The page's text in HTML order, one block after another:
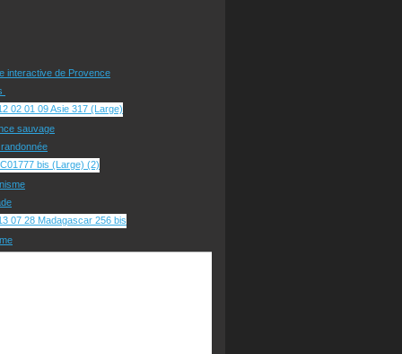
interactive de Provence
sauvage